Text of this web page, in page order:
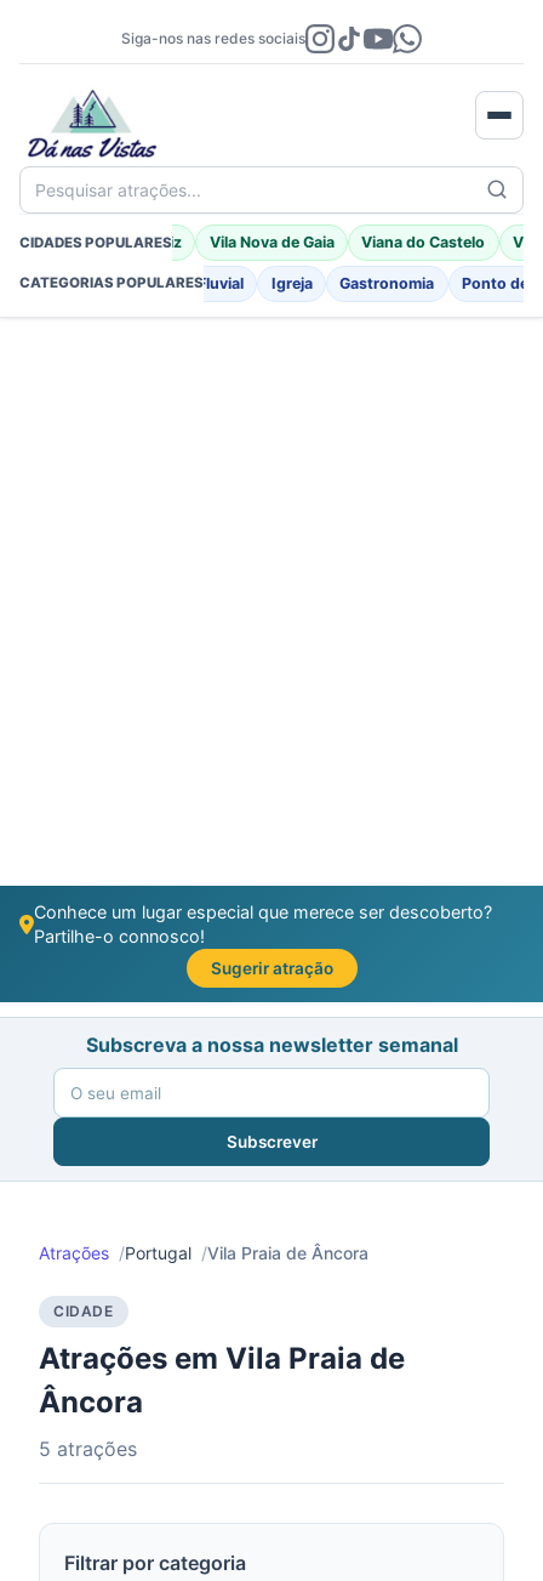
Siga-nos nas redes sociais
Pesquisar atrações...
CIDADES POPULARES
Braga Porto Moniz Vila Nova de Gaia Viana do Castelo Vila
CATEGORIAS POPULARES
Fortificações Praia Fluvial Igreja Gastronomia Ponto de
Conhece um lugar especial que merece ser descoberto?
Partilhe-o connosco!
Sugerir atração
Subscreva a nossa newsletter semanal
Subscrever
Atrações Portugal Vila Praia de Âncora
CIDADE
Atrações em Vila Praia de
Âncora
5 atrações
Filtrar por categoria